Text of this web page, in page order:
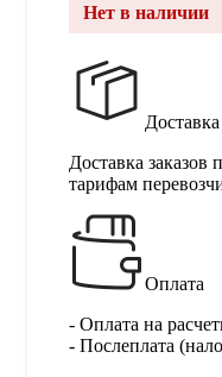
Нет в наличии
Доставка
Доставка
тарифам
Оплата
- Оплата на
- Послеплата